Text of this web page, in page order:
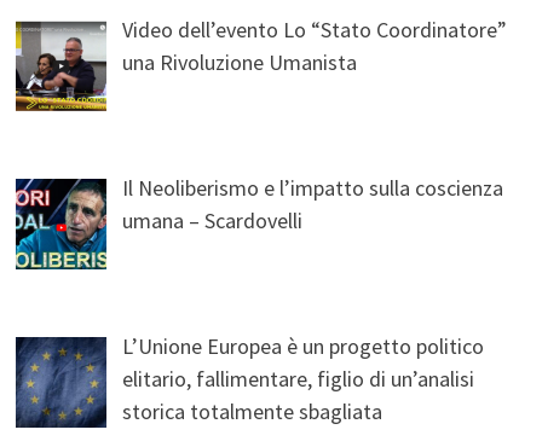
Video dell’evento Lo “Stato Coordinatore”
una Rivoluzione Umanista
Il Neoliberismo e l’impatto sulla coscienza
umana – Scardovelli
L’Unione Europea è un progetto politico
elitario, fallimentare, figlio di un’analisi
storica totalmente sbagliata